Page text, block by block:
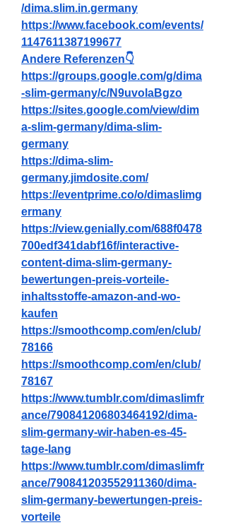
/dima.slim.in.germany
https://www.facebook.com/events/
1147611387199677
Andere Referenzen👇
https://groups.google.com/g/dima
-slim-germany/c/N9uvolaBgzo
https://sites.google.com/view/dim
a-slim-germany/dima-slim-
germany
https://dima-slim-
germany.jimdosite.com/
https://eventprime.co/o/dimaslimg
ermany
https://view.genially.com/688f0478
700edf341dabf16f/interactive-
content-dima-slim-germany-
bewertungen-preis-vorteile-
inhaltsstoffe-amazon-and-wo-
kaufen
https://smoothcomp.com/en/club/
78166
https://smoothcomp.com/en/club/
78167
https://www.tumblr.com/dimaslimfr
ance/790841206803464192/dima-
slim-germany-wir-haben-es-45-
tage-lang
https://www.tumblr.com/dimaslimfr
ance/790841203552911360/dima-
slim-germany-bewertungen-preis-
vorteile